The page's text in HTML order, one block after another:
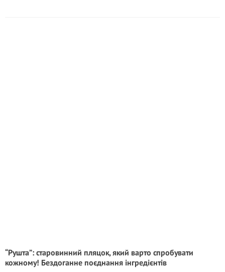
“Рушта”: старовинний пляцок, який варто спробувати
кожному! Бездоганне поєднання інгредієнтів